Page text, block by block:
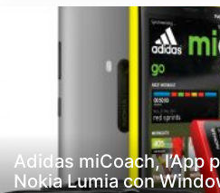
Adidas miCoach, l’App
Nokia Lumia con